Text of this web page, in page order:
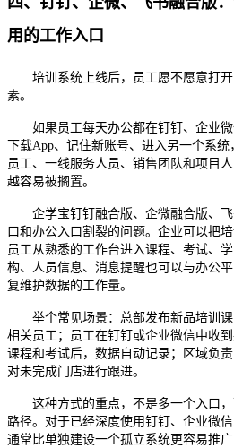
用的工作入口
培训系统上线后，员工愿不愿意打
素。
如果员工每天办公都在钉钉、企业
下载App、记住新账号、进入另一个系
员工、一线服务人员、销售团队和项目
越容易被搁置。
企学宝钉钉融合版、企微融合版、
口和办公入口割裂的问题。企业可以把
员工从熟悉的工作台进入课程、考试、
构、人员信息、消息提醒也可以与办公
复维护数据的工作量。
举个常见场景：总部发布新品培训
相关员工；员工在钉钉或企业微信中收
课程和考试后，数据自动记录；区域负
对未完成门店进行跟进。
这种方式的重点，不是多一个入口
路径。对于已经深度使用钉钉、企业微
通常比单独建设一个孤立系统更容易推广